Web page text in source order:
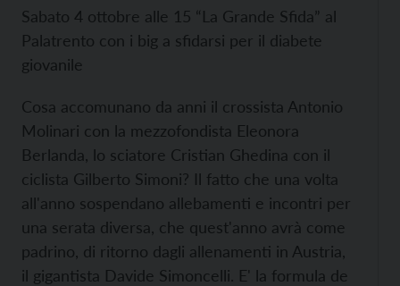
Sabato 4 ottobre alle 15 “La Grande Sfida” al
Palatrento con i big a sfidarsi per il diabete
giovanile
Cosa accomunano da anni il crossista Antonio
Molinari con la mezzofondista Eleonora
Berlanda, lo sciatore Cristian Ghedina con il
ciclista Gilberto Simoni? Il fatto che una volta
all'anno sospendano allebamenti e incontri per
una serata diversa, che quest'anno avrà come
padrino, di ritorno dagli allenamenti in Austria,
il gigantista Davide Simoncelli. E' la formula de